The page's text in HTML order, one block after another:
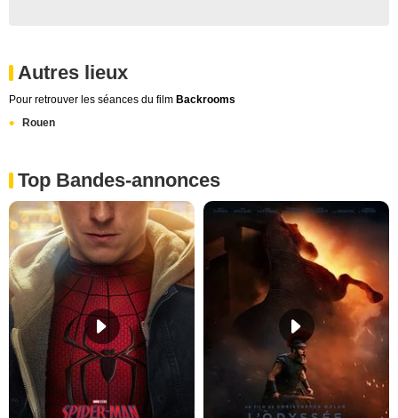
Autres lieux
Pour retrouver les séances du film Backrooms
Rouen
Top Bandes-annonces